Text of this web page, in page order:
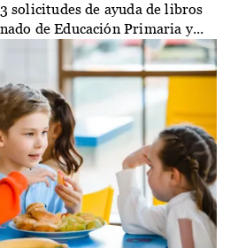
solicitudes de ayuda de libros
de Educación Primaria y...